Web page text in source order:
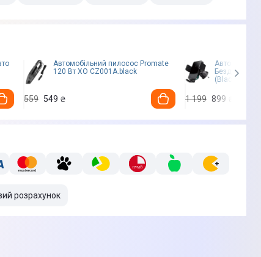
Автомобільний пилосос Promate
120 Вт XO CZ001A.black
559 549 ₴
(Black)
1 199 899
розрахунок